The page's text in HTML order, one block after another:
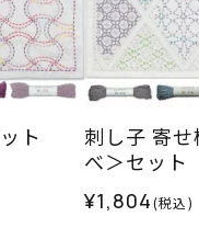
ト
刺し子 寄
べ＞セット
¥1,804(税込)